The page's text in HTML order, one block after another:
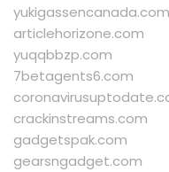
yukigassencanada.com
articlehorizone.com
yuqqbbzp.com
7betagents6.com
crackinstreams.com
gadgetspak.com
gearsngadget.com